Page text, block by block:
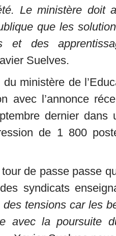
Le ministère doit
que les
et des
Suelves.
ministère de
avec l’annonce
dernier
de 1 800
de passe passe
syndicats
tensions car les
avec la poursuite